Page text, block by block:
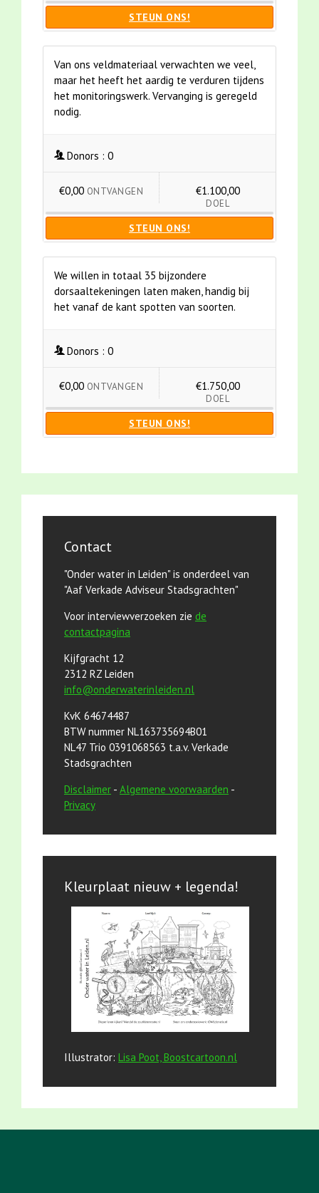
STEUN ONS!
Van ons veldmateriaal verwachten we veel,
maar het heeft het aardig te verduren tijdens
het monitoringswerk. Vervanging is geregeld
nodig.
Donors : 0
€0,00 ONTVANGEN €1.100,00
DOEL
STEUN ONS!
We willen in totaal 35 bijzondere
dorsaaltekeningen laten maken, handig bij
het vanaf de kant spotten van soorten.
Donors : 0
€0,00 ONTVANGEN €1.750,00
DOEL
STEUN ONS!
Contact
"Onder water in Leiden" is onderdeel van
"Aaf Verkade Adviseur Stadsgrachten"
Voor interviewverzoeken zie de
contactpagina
Kijfgracht 12
2312 RZ Leiden
info@onderwaterinleiden.nl
KvK 64674487
BTW nummer NL163735694B01
NL47 Trio 0391068563 t.a.v. Verkade
Stadsgrachten
Disclaimer - Algemene voorwaarden -
Privacy
Kleurplaat nieuw + legenda!
Illustrator: Lisa Poot, Boostcartoon.nl